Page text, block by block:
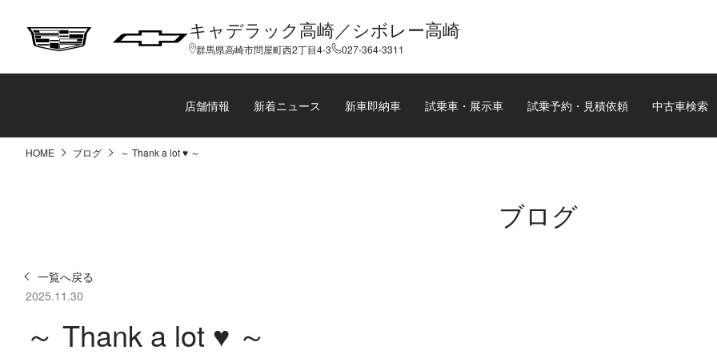
キャデラック高崎／シボレー高崎
群馬県高崎市問屋町西2丁目4-3 027-364-3311
店舗情報 新着ニュース 新車即納車 試乗車・展示車 試乗予約・見積依頼 中古車検索
HOME ブログ ～ Thank a lot ♥ ～
ブログ
一覧へ戻る
2025.11.30
～ Thank a lot ♥ ～